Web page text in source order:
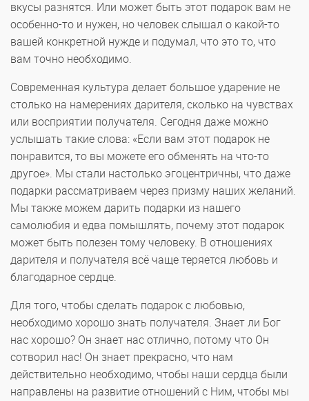
вкусы разнятся. Или может быть этот подарок вам не
особенно-то и нужен, но человек слышал о какой-то
вашей конкретной нужде и подумал, что это то, что
вам точно необходимо.
Современная культура делает большое ударение не
столько на намерениях дарителя, сколько на чувствах
или восприятии получателя. Сегодня даже можно
услышать такие слова: «Если вам этот подарок не
понравится, то вы можете его обменять на что-то
другое». Мы стали настолько эгоцентричны, что даже
подарки рассматриваем через призму наших желаний.
Мы также можем дарить подарки из нашего
самолюбия и едва помышлять, почему этот подарок
может быть полезен тому человеку. В отношениях
дарителя и получателя всё чаще теряется любовь и
благодарное сердце.
Для того, чтобы сделать подарок с любовью,
необходимо хорошо знать получателя. Знает ли Бог
нас хорошо? Он знает нас отлично, потому что Он
сотворил нас! Он знает прекрасно, что нам
действительно необходимо, чтобы наши сердца были
направлены на развитие отношений с Ним, чтобы мы